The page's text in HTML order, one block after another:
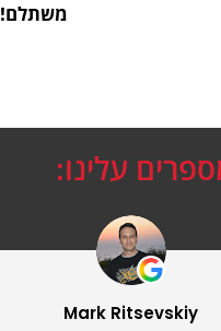
משתלם!
עלינו:
Mark Ritsevskiy